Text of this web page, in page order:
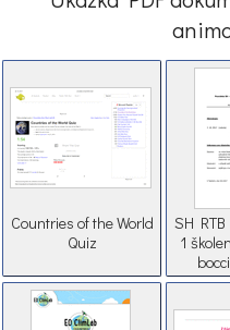
Countries of the World
Quiz
SH
1